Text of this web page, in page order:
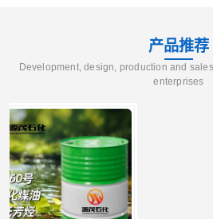
产品推荐
Development, design, production and
enterprises